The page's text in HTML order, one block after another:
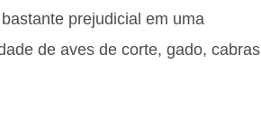
prejudicial em uma
de aves de corte, gado, cabras